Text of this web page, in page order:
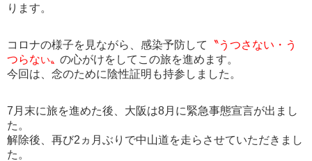
ります。
コロナの様子を見ながら、感染予防して
〝うつさない・う
つらない〟 の心がけをしてこの旅を進めます。
今回は、念のために陰性証明も持参しました。
7月末に旅を進めた後、大阪は8月に緊急事態宣言が出まし
た。
解除後、再び2ヵ月ぶりで中山道を走らさせていただきまし
た。